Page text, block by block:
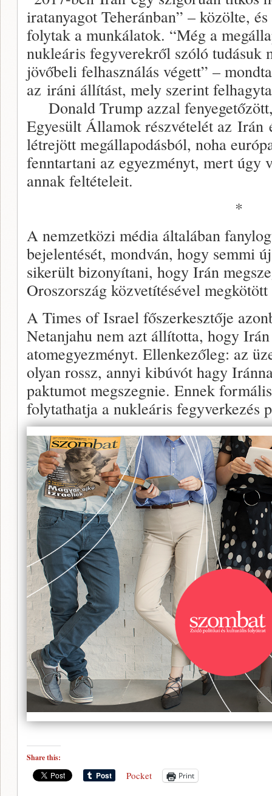
iratanyagot Teheránban” – közölte,
folytak a munkálatok. “Még a
nukleáris fegyverekről szóló tudásuk
jövőbeli felhasználás végett” –
az iráni állítást, mely szerint
Donald Trump azzal
Egyesült Államok részvételét az Irán
létrejött megállapodásból, noha
fenntartani az egyezményt, mert úgy
annak feltételeit.
*
A nemzetközi média általában
bejelentését, mondván, hogy semmi
sikerült bizonyítani, hogy Irán
Oroszország közvetítésével
A Times of Israel főszerkesztője
Netanjahu nem azt állította, hogy
atomegyezményt. Ellenkezőleg: az
olyan rossz, annyi kibúvót hagy
paktumot megszegnie. Ennek
folytathatja a nukleáris fegyverkezés
Share this:
Pocket Print